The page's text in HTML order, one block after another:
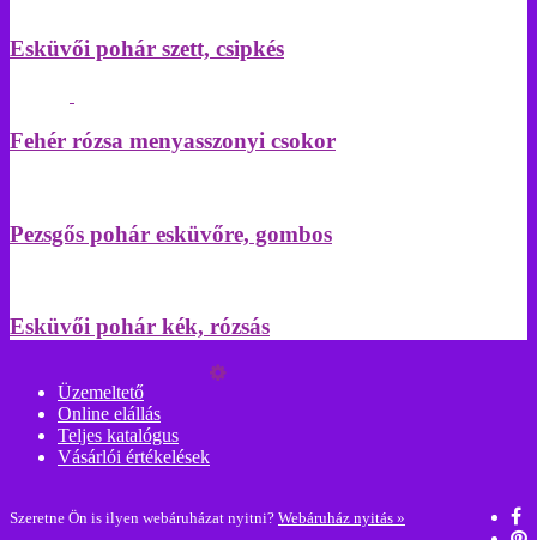
Esküvői pohár szett, csipkés
Fehér rózsa menyasszonyi csokor
Pezsgős pohár esküvőre, gombos
Esküvői pohár kék, rózsás
Üzemeltető
Online elállás
Teljes katalógus
Vásárlói értékelések
Szeretne Ön is ilyen webáruházat nyitni? Webáruház nyitás »